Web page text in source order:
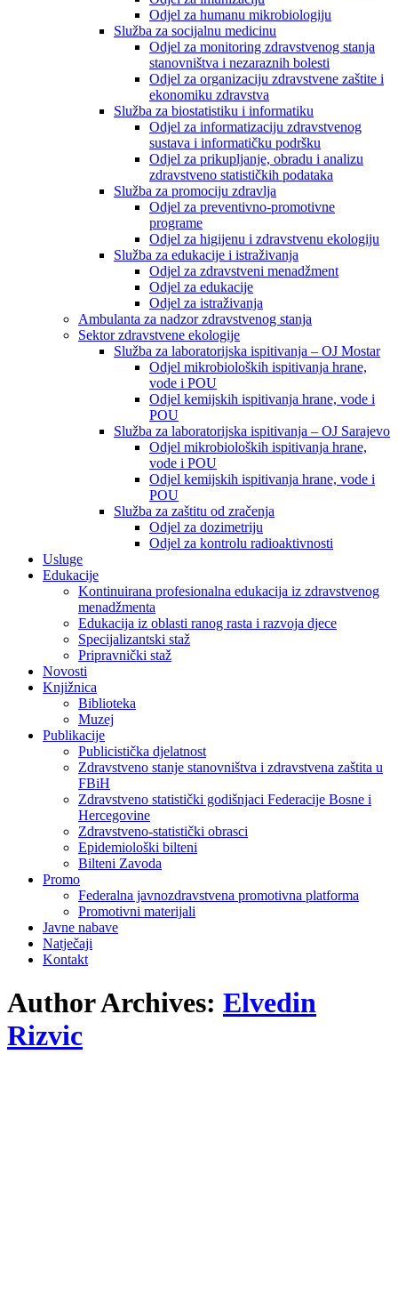
Odjel za humanu mikrobiologiju
Služba za socijalnu medicinu
Odjel za monitoring zdravstvenog stanja
stanovništva i nezaraznih bolesti
Odjel za organizaciju zdravstvene zaštite i
ekonomiku zdravstva
Služba za biostatistiku i informatiku
Odjel za informatizaciju zdravstvenog
sustava i informatičku podršku
Odjel za prikupljanje, obradu i analizu
zdravstveno statističkih podataka
Služba za promociju zdravlja
Odjel za preventivno-promotivne
programe
Odjel za higijenu i zdravstvenu ekologiju
Služba za edukacije i istraživanja
Odjel za zdravstveni menadžment
Odjel za edukacije
Odjel za istraživanja
Ambulanta za nadzor zdravstvenog stanja
Sektor zdravstvene ekologije
Služba za laboratorijska ispitivanja – OJ Mostar
Odjel mikrobioloških ispitivanja hrane,
vode i POU
Odjel kemijskih ispitivanja hrane, vode i
POU
Služba za laboratorijska ispitivanja – OJ Sarajevo
Odjel mikrobioloških ispitivanja hrane,
vode i POU
Odjel kemijskih ispitivanja hrane, vode i
POU
Služba za zaštitu od zračenja
Odjel za dozimetriju
Odjel za kontrolu radioaktivnosti
Usluge
Edukacije
Kontinuirana profesionalna edukacija iz zdravstvenog
menadžmenta
Edukacija iz oblasti ranog rasta i razvoja djece
Specijalizantski staž
Pripravnički staž
Novosti
Knjižnica
Biblioteka
Muzej
Publikacije
Publicistička djelatnost
Zdravstveno stanje stanovništva i zdravstvena zaštita u
FBiH
Zdravstveno statistički godišnjaci Federacije Bosne i
Hercegovine
Zdravstveno-statistički obrasci
Epidemiološki bilteni
Bilteni Zavoda
Promo
Federalna javnozdravstvena promotivna platforma
Promotivni materijali
Javne nabave
Natječaji
Kontakt
Author Archives: Elvedin
Rizvic